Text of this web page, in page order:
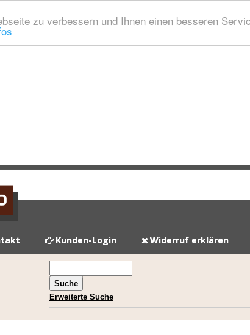
zu verbessern und Ihnen einen besseren
Kunden-Login Widerruf erklären
Erweiterte Suche